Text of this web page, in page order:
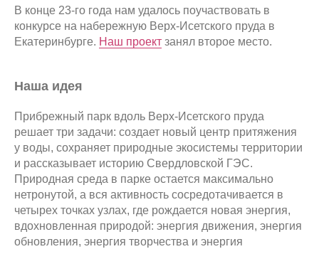
В конце 23-го года нам удалось поучаствовать в
конкурсе на набережную Верх-Исетского пруда в
Екатеринбурге. Наш проект занял второе место.
Наша идея
Прибрежный парк вдоль Верх-Исетского пруда
решает три задачи: создает новый центр притяжения
у воды, сохраняет природные экосистемы территории
и рассказывает историю Свердловской ГЭС.
Природная среда в парке остается максимально
нетронутой, а вся активность сосредотачивается в
четырех точках узлах, где рождается новая энергия,
вдохновленная природой: энергия движения, энергия
обновления, энергия творчества и энергия